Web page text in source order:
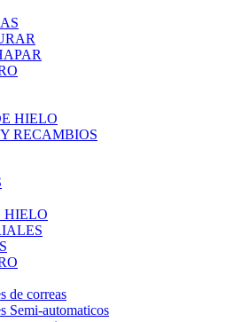
HIELO
RECAMBIOS
HIELO
de correas
Semi-automaticos